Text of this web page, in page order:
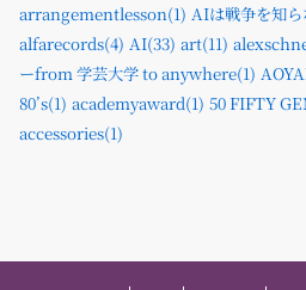
arrangementlesson(1) AIは戦争を知ら
alfarecords(4) AI(33) art(11)
ーfrom 学芸大学 to anywhere(1)
80’s(1) academyaward(1) 50 FIFTY
accessories(1)